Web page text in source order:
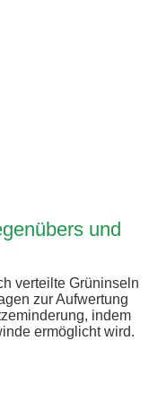
und
verteilte Grüninseln
zur Aufwertung
indem
ermöglicht wird.